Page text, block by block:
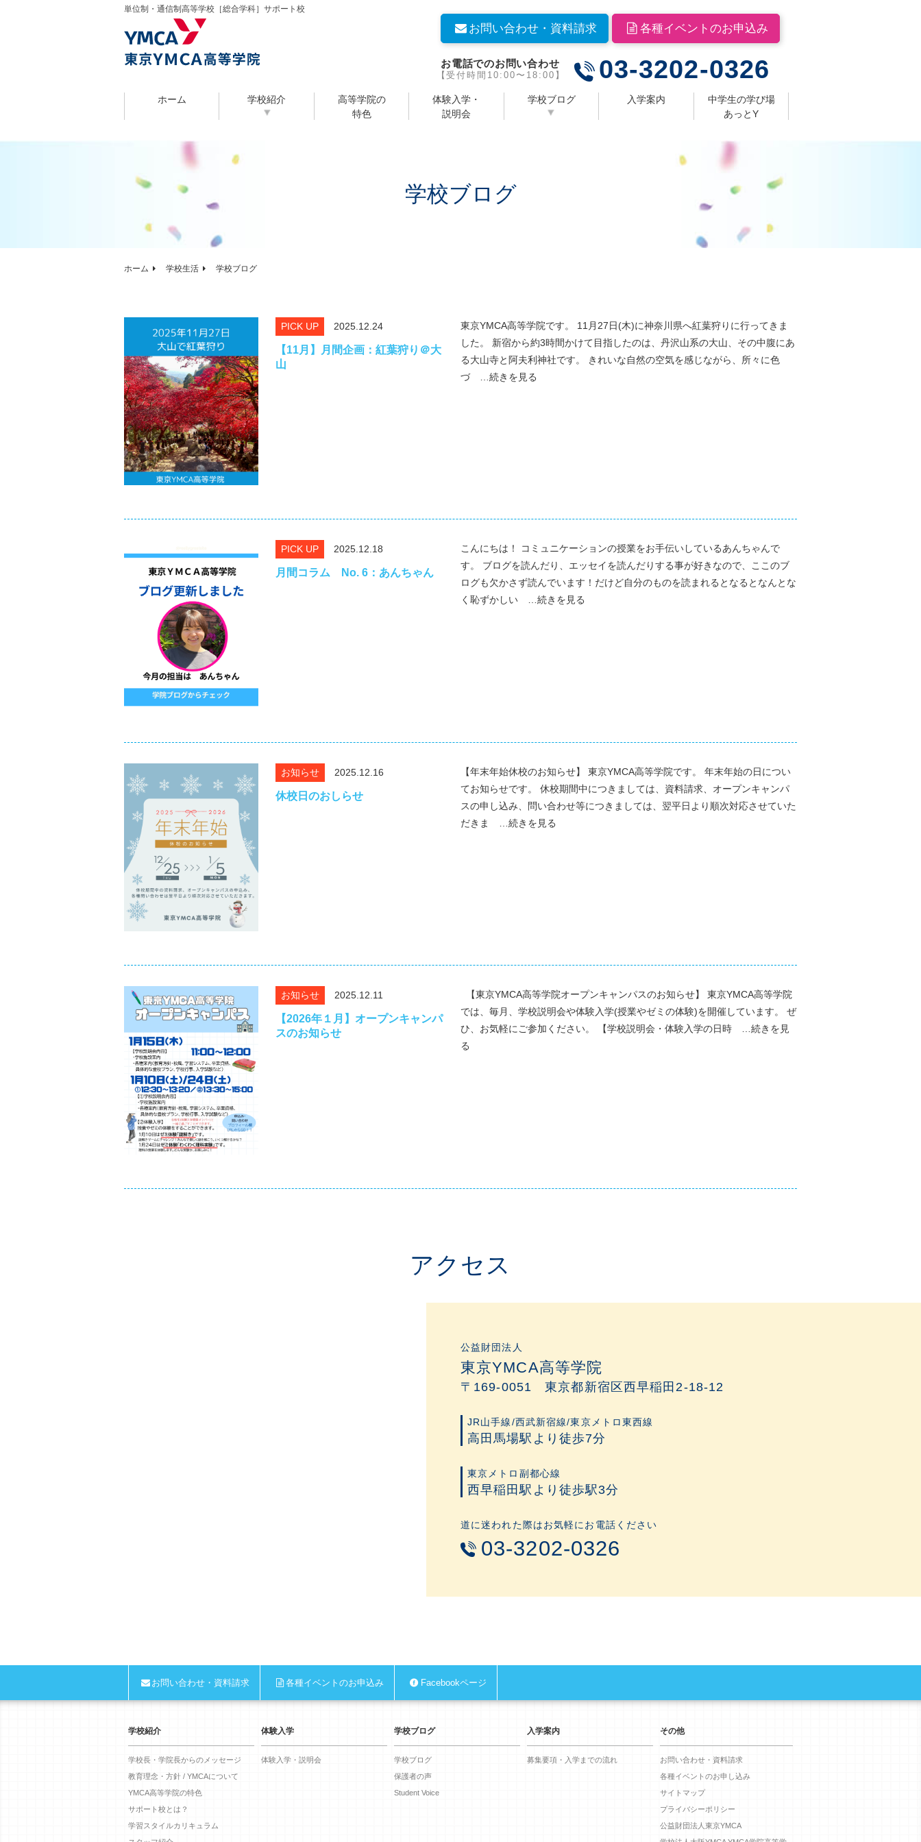
単位制・通信制高等学校［総合学科］サポート校
お問い合わせ・資料請求 各種イベントのお申込み
お電話でのお問い合わせ
【受付時間10:00〜18:00】 03-3202-0326
ホーム 学校紹介
高等学院の
特色
体験入学・
説明会
学校ブログ 入学案内
中学生の学び場
あっとY
学校ブログ
ホーム 学校生活 学校ブログ
PICK UP 2025.12.24
【11月】月間企画：紅葉狩り＠大
山
東京YMCA高等学院です。 11月27日(木)に神奈川県へ紅葉狩りに行ってきま
した。 新宿から約3時間かけて目指したのは、丹沢山系の大山、その中腹にあ
る大山寺と阿夫利神社です。 きれいな自然の空気を感じながら、所々に色
づ …続きを見る
PICK UP 2025.12.18
月間コラム No. 6：あんちゃん
こんにちは！ コミュニケーションの授業をお手伝いしているあんちゃんで
す。 ブログを読んだり、エッセイを読んだりする事が好きなので、ここのブ
ログも欠かさず読んでいます！だけど自分のものを読まれるとなるとなんとな
く恥ずかしい …続きを見る
お知らせ 2025.12.16
休校日のおしらせ
【年末年始休校のお知らせ】 東京YMCA高等学院です。 年末年始の日につい
てお知らせです。 休校期間中につきましては、資料請求、オープンキャンパ
スの申し込み、問い合わせ等につきましては、翌平日より順次対応させていた
だきま …続きを見る
お知らせ 2025.12.11
【2026年１月】オープンキャンパ
スのお知らせ
【東京YMCA高等学院オープンキャンパスのお知らせ】 東京YMCA高等学院
では、毎月、学校説明会や体験入学(授業やゼミの体験)を開催しています。 ぜ
ひ、お気軽にご参加ください。 【学校説明会・体験入学の日時 …続きを見
る
アクセス
公益財団法人
東京YMCA高等学院
〒169-0051 東京都新宿区西早稲田2-18-12
JR山手線/西武新宿線/東京メトロ東西線
高田馬場駅より徒歩7分
東京メトロ副都心線
西早稲田駅より徒歩駅3分
道に迷われた際はお気軽にお電話ください
03-3202-0326
お問い合わせ・資料請求 各種イベントのお申込み Facebookページ
学校紹介
学校長・学院長からのメッセージ
教育理念・方針 / YMCAについて
YMCA高等学院の特色
サポート校とは？
学習スタイルカリキュラム
体験入学
体験入学・説明会
学校ブログ
学校ブログ
保護者の声
Student Voice
入学案内
募集要項・入学までの流れ
その他
お問い合わせ・資料請求
各種イベントのお申し込み
サイトマップ
プライバシーポリシー
公益財団法人東京YMCA